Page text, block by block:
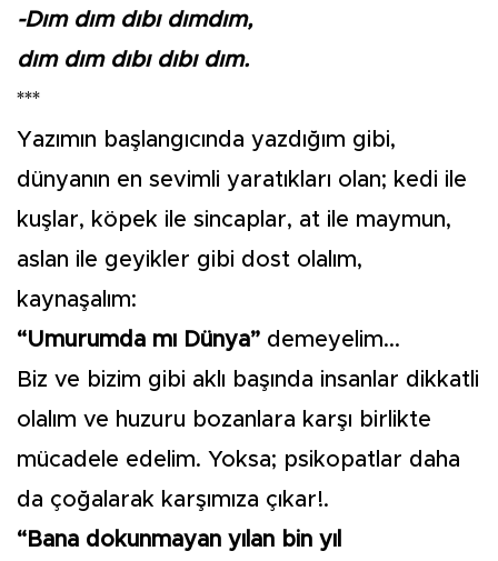
-Dım dım dıbı dımdım,
dım dım dıbı dıbı dım.
***
Yazımın başlangıcında yazdığım gibi,
dünyanın en sevimli yaratıkları olan; kedi ile
kuşlar, köpek ile sincaplar, at ile maymun,
aslan ile geyikler gibi dost olalım,
kaynaşalım:
“Umurumda mı Dünya” demeyelim...
Biz ve bizim gibi aklı başında insanlar dikkatli
olalım ve huzuru bozanlara karşı birlikte
mücadele edelim. Yoksa; psikopatlar daha
da çoğalarak karşımıza çıkar!.
“Bana dokunmayan yılan bin yıl